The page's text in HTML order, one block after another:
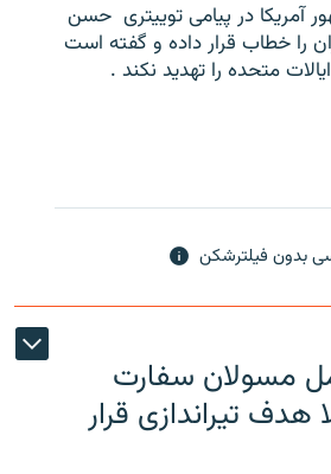
آمریکا در پیامی توییتری ‌ حسن
را خطاب قرار داده و گفته است
متحده را تهدید نکند .
بدون فیلترشکن
مسولان سفارت
هدف تیراندازی قرار